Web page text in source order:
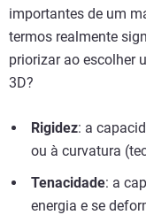
importantes de um
termos realmente
priorizar ao escolher
3D?
Rigidez: a
ou à curvatura
Tenacidade: a
energia e se